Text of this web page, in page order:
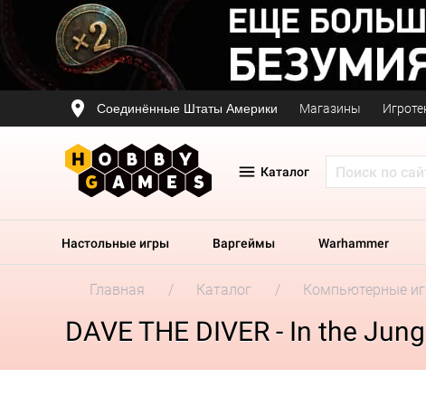
Соединённые Штаты Америки Магазины
Каталог
Настольные игры Варгеймы Warhammer
Главная Каталог Компьютерные
DAVE THE DIVER - In the